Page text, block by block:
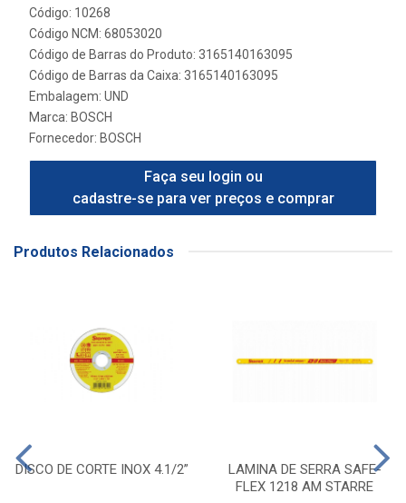
Código: 10268
Código NCM: 68053020
Código de Barras do Produto: 3165140163095
Código de Barras da Caixa: 3165140163095
Embalagem: UND
Marca: BOSCH
Fornecedor: BOSCH
Faça seu login ou
cadastre-se para ver preços e comprar
Produtos Relacionados
DISCO DE CORTE INOX 4.1/2”
LAMINA DE SERRA SAFE-
FLEX 1218 AM STARRE